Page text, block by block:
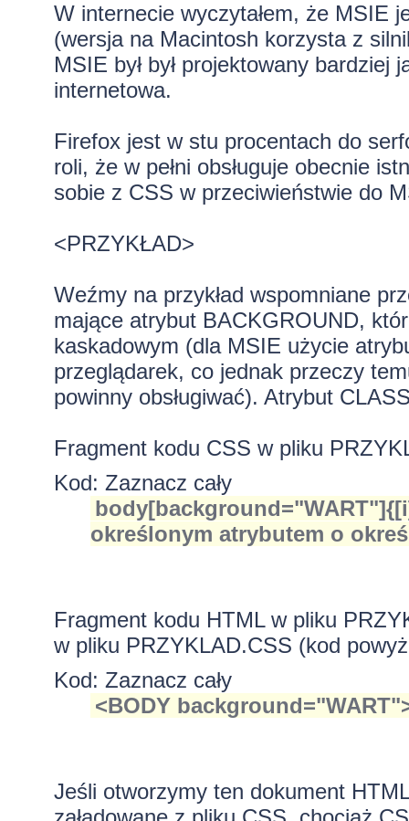
W internecie wyczytałem, że MSIE
(wersja na Macintosh korzysta z
MSIE był był projektowany
internetowa.
Firefox jest w stu procentach do
roli, że w pełni obsługuje obecnie
sobie z CSS w przeciwieństwie do
<PRZYKŁAD>
Weźmy na przykład wspomniane
mające atrybut BACKGROUND,
kaskadowym (dla MSIE użycie
przeglądarek, co jednak przeczy
powinny obsługiwać). Atrybut
Fragment kodu CSS w pliku
Kod: Zaznacz cały
określonym atrybutem o
Fragment kodu HTML w pliku
w pliku PRZYKLAD.CSS (kod
Kod: Zaznacz cały
<BODY
Jeśli otworzymy ten dokument